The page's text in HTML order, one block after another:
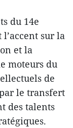
du 14e
sur la
et la
moteurs du
de
le transfert
des talents